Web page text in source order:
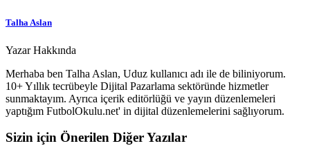
Talha Aslan
Yazar Hakkında
Merhaba ben Talha Aslan, Uduz kullanıcı adı ile de biliniyorum.
10+ Yıllık tecrübeyle Dijital Pazarlama sektöründe hizmetler
sunmaktayım. Ayrıca içerik editörlüğü ve yayın düzenlemeleri
yaptığım FutbolOkulu.net' in dijital düzenlemelerini sağlıyorum.
Sizin için Önerilen Diğer Yazılar